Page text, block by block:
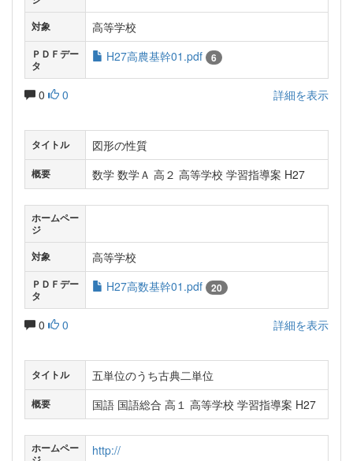
対象
高等学校
ＰＤＦデー
タ
H27高農基幹01.pdf 6
0 0 詳細を表示
タイトル 図形の性質
概要 数学 数学Ａ 高２ 高等学校 学習指導案 H27
ホームペー
ジ
対象
高等学校
ＰＤＦデー
タ
H27高数基幹01.pdf 20
0 0 詳細を表示
タイトル 五単位のうち古典二単位
概要 国語 国語総合 高１ 高等学校 学習指導案 H27
ホームペー
http://